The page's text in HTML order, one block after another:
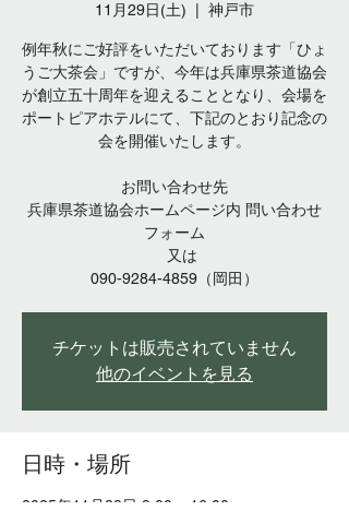
11月29日(土) 神戸市
例年秋にご好評をいただいております「ひょ
うご大茶会」ですが、今年は兵庫県茶道協会
が創立五十周年を迎えることとなり、会場を
ポートピアホテルにて、下記のとおり記念の
会を開催いたします。
お問い合わせ先
兵庫県茶道協会ホームページ内 問い合わせ
フォーム
又は
090-9284-4859（岡田）
チケットは販売されていません
他のイベントを見る
日時・場所
2025年11月29日 9:00 – 16:00